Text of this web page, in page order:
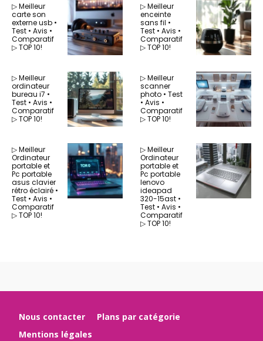
▷ Meilleur
carte son
externe usb •
Test • Avis •
Comparatif
▷ TOP 10!
▷ Meilleur
enceinte
sans fil •
Test • Avis •
Comparatif
▷ TOP 10!
▷ Meilleur
ordinateur
bureau i7 •
Test • Avis •
Comparatif
▷ TOP 10!
▷ Meilleur
scanner
photo • Test
• Avis •
Comparatif
▷ TOP 10!
▷ Meilleur
Ordinateur
portable et
Pc portable
asus clavier
rétro éclairé •
Test • Avis •
Comparatif
▷ TOP 10!
▷ Meilleur
Ordinateur
portable et
Pc portable
lenovo
ideapad
320-15ast •
Test • Avis •
Comparatif
▷ TOP 10!
Nous contacter
Plans par catégorie
Mentions légales